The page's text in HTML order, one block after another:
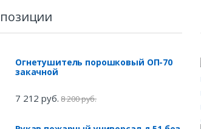
Огнетушитель порошковый ОП-70
закачной
7 212 руб. 8 200 руб.